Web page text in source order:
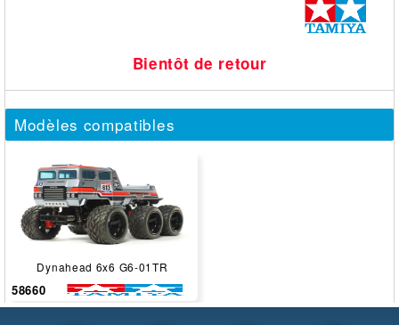
Bientôt de retour
Modèles compatibles
Dynahead 6x6 G6-01TR
58660